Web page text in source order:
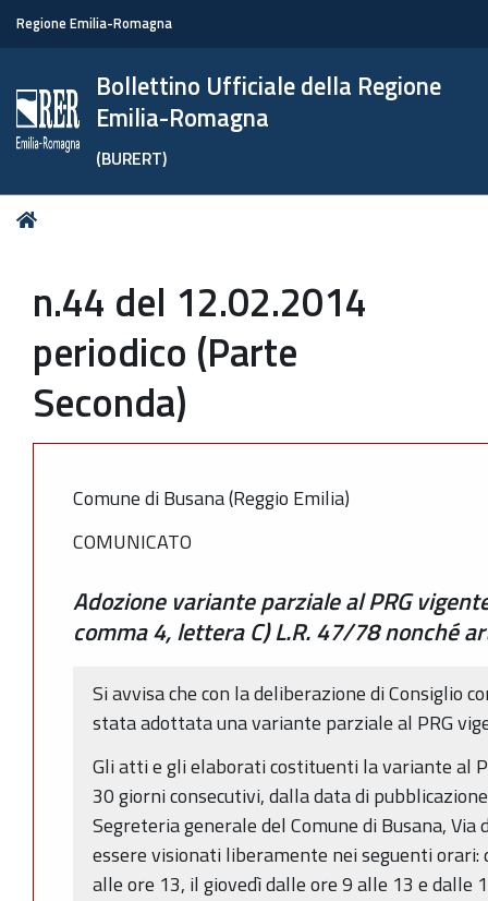
Regione Emilia-Romagna
Bollettino Ufficiale della Regione
Emilia-Romagna
(BURERT)
Tu
n.44 del 12.02.2014
periodico (Parte
Seconda)
Comune di Busana (Reggio Emilia)
COMUNICATO
Adozione variante parziale al PRG
comma 4, lettera C) L.R. 47/78 nonché
Si avvisa che con la deliberazione di Consiglio
stata adottata una variante parziale al PRG
Gli atti e gli elaborati costituenti la variante al
30 giorni consecutivi, dalla data di
Segreteria generale del Comune di Busana,
essere visionati liberamente nei seguenti
alle ore 13, il giovedì dalle ore 9 alle 13 e dalle